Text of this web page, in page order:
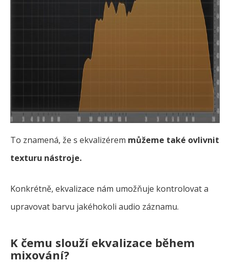
To znamená, že s ekvalizérem můžeme také ovlivnit
texturu nástroje.
Konkrétně, ekvalizace nám umožňuje kontrolovat a
upravovat barvu jakéhokoli audio záznamu.
K čemu slouží ekvalizace během
mixování?